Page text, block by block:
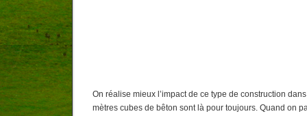
On réalise mieux l’impact de ce type de construction
mètres cubes de bêton sont là pour toujours. Quand on